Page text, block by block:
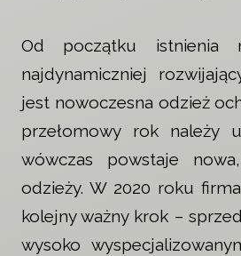
Od początku istnienia
najdynamiczniej
jest nowoczesna odzież
przełomowy rok należy
wówczas powstaje
odzieży. W 2020 roku
kolejny ważny krok –
wysoko